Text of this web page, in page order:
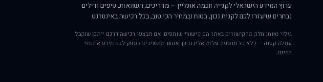
ערוץ המידע הישראלי לקנייה חכמה אונליין — מדריכים, השוואות, טיפים ודילים
נבחרים שיעזרו לכם לקנות נכון, בטוח ובמחיר הכי טוב, בכל רכישה באינטרנט.
גילוי נאות: חלק מהקישורים באתר הם קישורי שותפים. אם תבצעו רכישה דרכם ייתכן שנקבל
עמלה קטנה — ללא כל תוספת עלות אליכם. כך אנחנו ממשיכים לספק לכם מידע איכותי
בחינם.